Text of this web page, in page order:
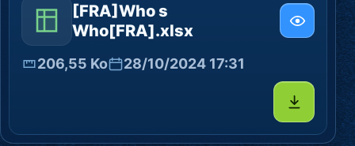
[FRA]Who s
Who[FRA].xlsx
206,55 Ko 28/10/2024 17:31